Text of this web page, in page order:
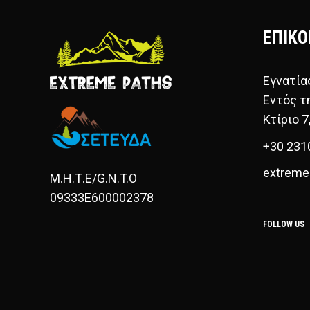
Μ.Η.Τ.Ε/G.N.T.O
09333E600002378
Εντός
Κτίριο
+30
FOLLOW US